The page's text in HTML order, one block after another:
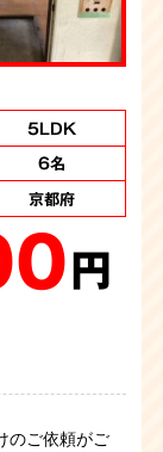
5LDK
6名
京都府
円
のご依頼がご
4LDK
8時間
量の不用品回収、
ントラック1台、
パッカー車2台
1K
１日
大量の不用品回収
円
ニ弁当の容器
4DK
3名
京都府
円
依頼がござい
4LDK
10時間
か所清掃、汚染
撤去、大量の不
品処分、遺品整理
3LDK
1日
大量の不用品処
2トントラック1
パッカー車2台
分の処分
3LDK
2日
大量の不用品回収
円
ション3LDK
1K
6時間
大量の不用品回収
円
片してほしい
2DK
6時間
大量の不用品回収
円
てほしいとお
1LDK
5時間
大量の不用品回収
トントラック1台、
カー車１台）、ハ
スクリーニング